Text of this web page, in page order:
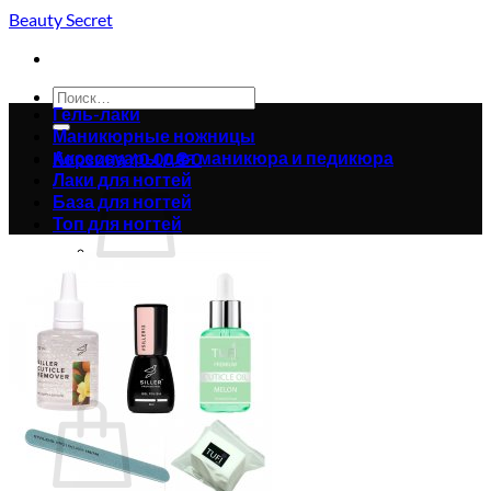
Skip
content
Beauty Secret
Искать:
Корзина /0.00₴0
Вернуться в магазин
0
Корзина
Гель-лаки
Маникюрные ножницы
Аксессуары для маникюра и педикюра
Лаки для ногтей
База для ногтей
Топ для ногтей